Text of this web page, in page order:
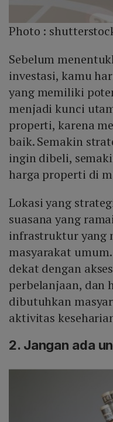
Photo :
Sebelum
investasi, kamu
yang memiliki
menjadi kunci
properti, karena
baik. Semakin
ingin dibeli,
harga properti di
Lokasi yang
suasana yang
infrastruktur yang
masyarakat
dekat dengan
perbelanjaan, dan
dibutuhkan
aktivitas
2. Jangan ada